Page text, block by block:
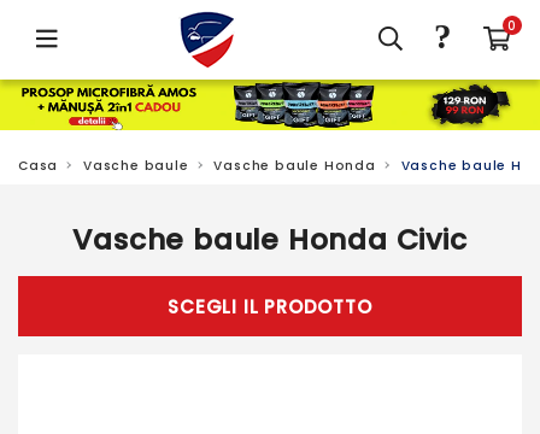
0
?
Casa Vasche baule Vasche baule Honda Vasche baule
Vasche baule Honda Civic
SCEGLI IL PRODOTTO